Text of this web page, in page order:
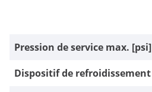
Pression de service max. [psi]
Dispositif de refroidissement